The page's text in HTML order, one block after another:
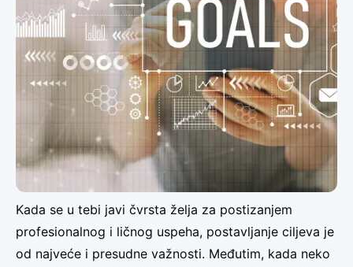
Kada se u tebi javi čvrsta želja za postizanjem
profesionalnog i ličnog uspeha, postavljanje ciljeva je
od najveće i presudne važnosti. Međutim, kada neko